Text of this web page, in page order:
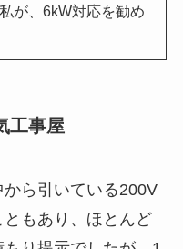
が、6kW対応を勧め
工事屋
ら引いている200V
もあり、ほとんど